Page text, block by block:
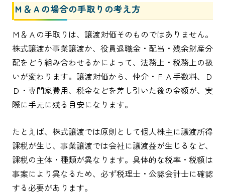
Ｍ＆Ａの場合の手取りの考え方
Ｍ＆Ａの手取りは、譲渡対価そのものではありません。
株式譲渡か事業譲渡か、役員退職金・配当・残余財産分
配をどう組み合わせるかによって、法務上・税務上の扱
いが変わります。譲渡対価から、仲介・ＦＡ手数料、Ｄ
Ｄ・専門家費用、税金などを差し引いた後の金額が、実
際に手元に残る目安になります。
たとえば、株式譲渡では原則として個人株主に譲渡所得
課税が生じ、事業譲渡では会社に譲渡益が生じるなど、
課税の主体・種類が異なります。具体的な税率・税額は
事案により異なるため、必ず税理士・公認会計士に確認
する必要があります。